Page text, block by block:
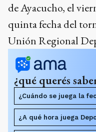
de Ayacucho, el
quinta fecha del
Unión Regional
¿qué querés
¿Cuándo se juega la
¿A qué hora juega